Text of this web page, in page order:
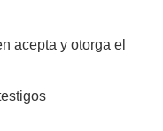
acepta y otorga el